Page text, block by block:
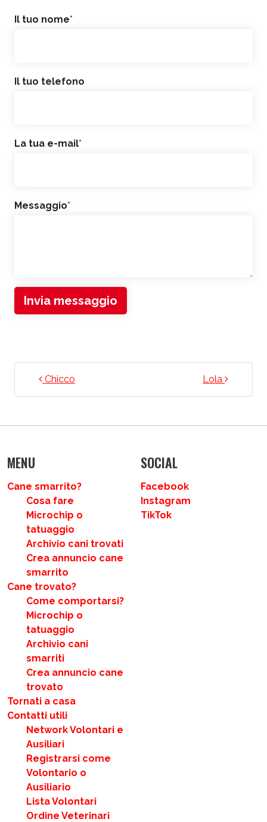
Il tuo nome*
Il tuo telefono
La tua e-mail*
Messaggio*
Invia messaggio
NAVIGAZIONE ARTICOLI
Chicco Lola
MENU
Cane smarrito?
Cosa fare
Microchip o
tatuaggio
Archivio cani trovati
Crea annuncio cane
smarrito
Cane trovato?
Come comportarsi?
Microchip o
tatuaggio
Archivio cani
smarriti
Crea annuncio cane
trovato
Tornati a casa
Contatti utili
Network Volontari e
Ausiliari
Registrarsi come
Volontario o
Ausiliario
Lista Volontari
Ordine Veterinari
SOCIAL
Facebook
Instagram
TikTok